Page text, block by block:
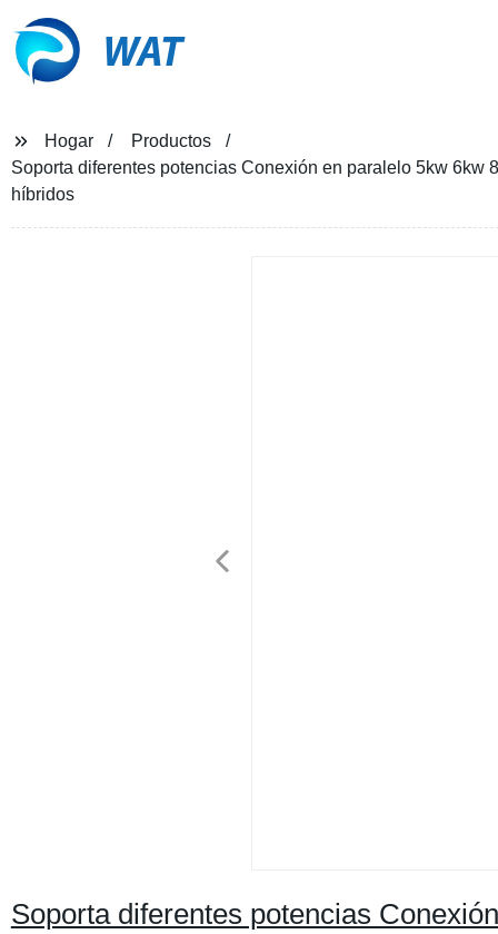
WAT
Hogar
Productos
Soporta diferentes potencias Conexión en paralelo 5kw
híbridos
Soporta diferentes potencias